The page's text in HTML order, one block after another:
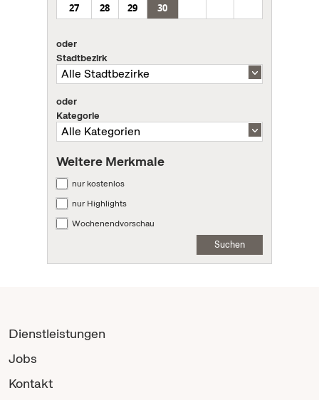
27
28 29 30
oder
Stadtbezirk
oder
Kategorie
Weitere Merkmale
nur kostenlos
nur Highlights
Wochenendvorschau
Suchen
Dienstleistungen
Jobs
Kontakt